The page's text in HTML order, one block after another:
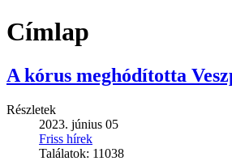
Címlap
A kórus meghódította
Részletek
2023. június 05
Friss hírek
Találatok: 11038